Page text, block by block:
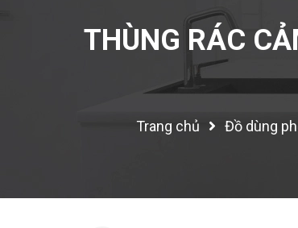
THÙNG RÁC
Trang chủ Đồ dùng